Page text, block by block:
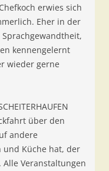
erwies sich
Eher in der
kennengelernt
wieder gerne
über den
andere
Küche hat, der
Veranstaltungen